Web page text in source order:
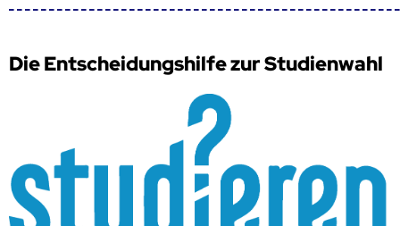
Die Entscheidungshilfe zur Studienwahl